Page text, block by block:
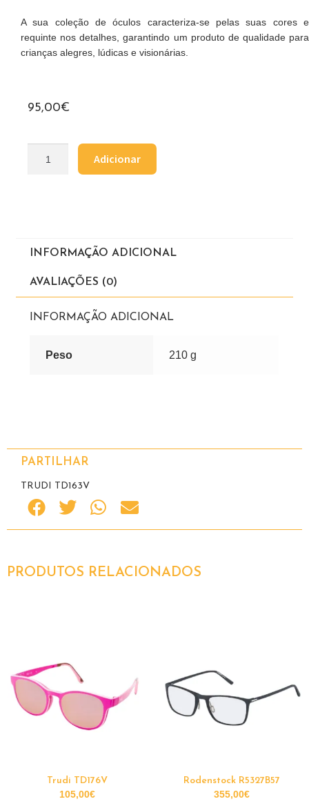
A sua coleção de óculos caracteriza-se pelas suas cores e
requinte nos detalhes, garantindo um produto de qualidade para
crianças alegres, lúdicas e visionárias.
95,00€
Adicionar
INFORMAÇÃO ADICIONAL
AVALIAÇÕES (0)
INFORMAÇÃO ADICIONAL
Peso 210 g
PARTILHAR
TRUDI TD163V
PRODUTOS RELACIONADOS
Trudi TD176V
105,00€
Rodenstock R5327B57
355,00€